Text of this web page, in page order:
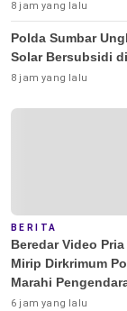
8 jam yang lalu
Polda Sumbar
Solar Bersubsidi
8 jam yang lalu
BERITA
Beredar Video
Mirip Dirkrimum
Marahi
Penjelasannya
6 jam yang lalu